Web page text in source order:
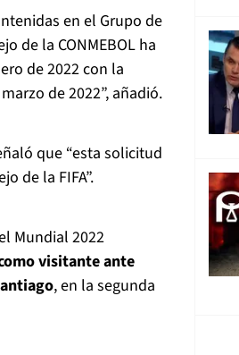
en el Grupo de
de la CONMEBOL ha
de 2022 con la
de 2022”, añadió.
que “esta solicitud
de la FIFA”.
Mundial 2022
visitante ante
, en la segunda